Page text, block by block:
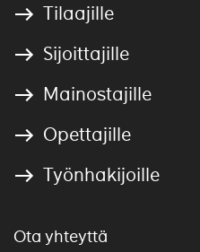
Tilaajille
Sijoittajille
Mainostajille
Opettajille
Työnhakijoille
Ota yhteyttä